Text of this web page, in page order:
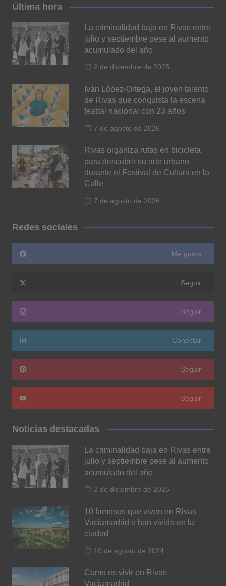
Última hora
La criminalidad baja en Rivas entre
julio y septiembre pese al aumento
acumulado del año
2 de diciembre de 2025
Iván López-Ortega, el joven talento
de Rivas que conquista la escena
teatral nacional con 23 años
7 de agosto de 2026
Rivas organiza rutas en bicicleta
para descubrir su arte urbano
durante el Festival de Cultura en la
Calle
7 de agosto de 2026
Redes sociales
Me gusta
Seguir
Seguir
Conectar
Seguir
Seguir
Noticias destacadas
La criminalidad baja en Rivas entre
julio y septiembre pese al aumento
acumulado del año
2 de diciembre de 2025
10 famosos que viven en Rivas
Vaciamadrid o han vivido en la
ciudad
10 de agosto de 2024
Como es vivir en Rivas
Vaciamadrid